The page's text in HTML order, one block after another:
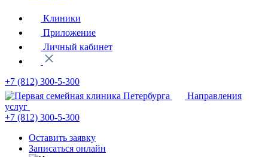
Клиники
Приложение
Личный кабинет
+7 (812) 300-5-300
Направления
услуг
+7 (812) 300-5-300
Оставить заявку
Записаться онлайн